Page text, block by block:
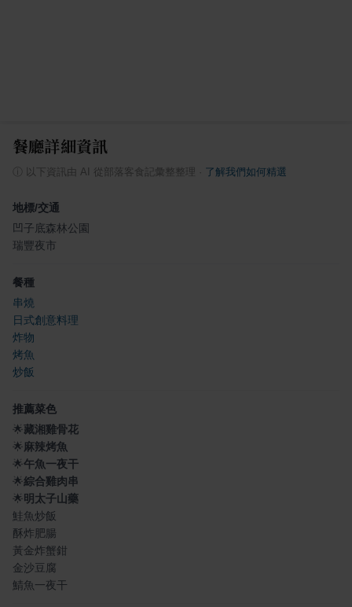
餐廳詳細資訊
以下資訊由 AI 從部落客食記彙整整理 了解我們如何精選
地標/交通
凹子底森林公園
瑞豐夜市
餐種
串燒
日式創意料理
炸物
烤魚
炒飯
推薦菜色
🌟藏湘雞骨花
🌟 麻辣烤魚
🌟午魚一夜干
🌟綜合雞肉串
🌟明太子山藥
鮭魚炒飯
酥炸肥腸
黃金炸蟹鉗
金沙豆腐
鯖魚一夜干